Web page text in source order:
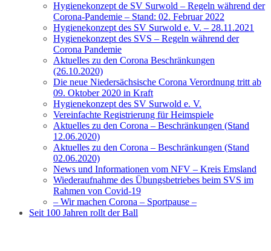
Hygienekonzept de SV Surwold – Regeln während der
Corona-Pandemie – Stand: 02. Februar 2022
Hygienekonzept des SV Surwold e. V. – 28.11.2021
Hygienekonzept des SVS – Regeln während der
Corona Pandemie
Aktuelles zu den Corona Beschränkungen
(26.10.2020)
Die neue Niedersächsische Corona Verordnung tritt ab
09. Oktober 2020 in Kraft
Hygienekonzept des SV Surwold e. V.
Vereinfachte Registrierung für Heimspiele
Aktuelles zu den Corona – Beschränkungen (Stand
12.06.2020)
Aktuelles zu den Corona – Beschränkungen (Stand
02.06.2020)
News und Informationen vom NFV – Kreis Emsland
Wiederaufnahme des Übungsbetriebes beim SVS im
Rahmen von Covid-19
– Wir machen Corona – Sportpause –
Seit 100 Jahren rollt der Ball